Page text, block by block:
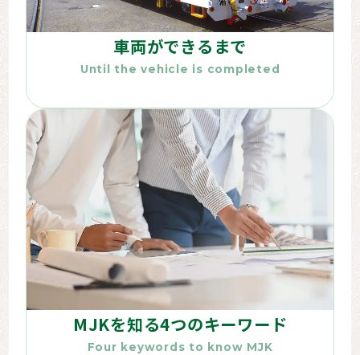
車両ができるまで
Until the vehicle is completed
MJKを知る4つのキーワード
Four keywords to know MJK